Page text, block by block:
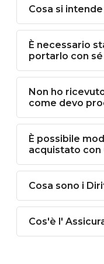
Cosa si
È necessario
portarlo con
Non ho
come devo
È possibile
acquistato con
Cosa sono i
Cos'è l'